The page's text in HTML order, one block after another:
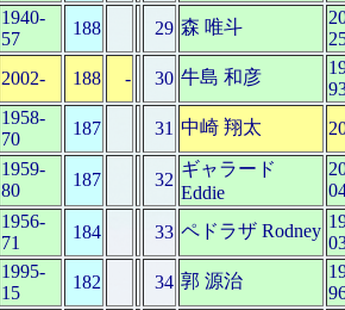
1940-
57
188 29 森 唯斗
2002- 188 - 30 牛島 和彦
1958-
70
187 31 中崎 翔太
1959-
80
187 32
ギャラード
Eddie
1956-
71
184 33 ペドラザ Rodney
1995-
15
182 34 郭 源治